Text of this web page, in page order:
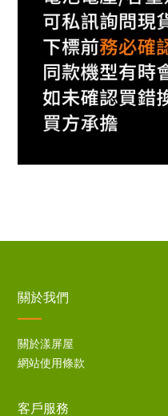
關於我們
關於漾屏屋
網站使用條款
客戶服務